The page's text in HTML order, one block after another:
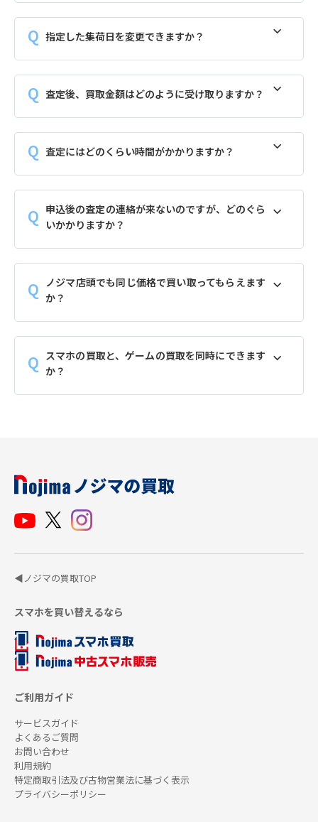
指定した集荷日を変更できますか？
査定後、買取金額はどのように受け取りますか？
査定にはどのくらい時間がかかりますか？
申込後の査定の連絡が来ないのですが、どのぐら
いかかりますか？
ノジマ店頭でも同じ価格で買い取ってもらえます
か？
スマホの買取と、ゲームの買取を同時にできます
か？
◀ノジマの買取TOP
スマホを買い替えるなら
ご利用ガイド
サービスガイド
よくあるご質問
お問い合わせ
利用規約
特定商取引法及び古物営業法に基づく表示
プライバシーポリシー